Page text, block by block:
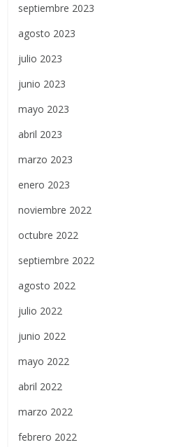
septiembre 2023
agosto 2023
julio 2023
junio 2023
mayo 2023
abril 2023
marzo 2023
enero 2023
noviembre 2022
octubre 2022
septiembre 2022
agosto 2022
julio 2022
junio 2022
mayo 2022
abril 2022
marzo 2022
febrero 2022